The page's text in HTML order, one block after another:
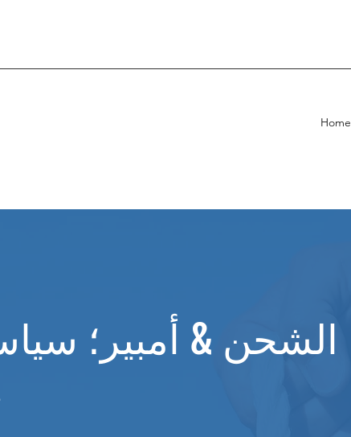
Home
الشحن & أمبير؛